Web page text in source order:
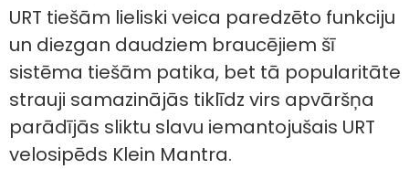
URT tiešām lieliski veica paredzēto funkciju
un diezgan daudziem braucējiem šī
sistēma tiešām patika, bet tā popularitāte
strauji samazinājās tiklīdz virs apvāršņa
parādījās sliktu slavu iemantojušais URT
velosipēds Klein Mantra.